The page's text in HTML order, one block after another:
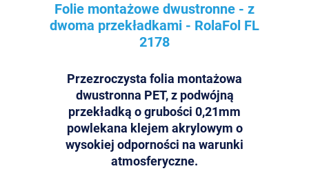
Folie montażowe dwustronne - z
dwoma przekładkami - RolaFol FL
2178
Przezroczysta folia montażowa
dwustronna PET, z podwójną
przekładką o grubości 0,21mm
powlekana klejem akrylowym o
wysokiej odporności na warunki
atmosferyczne.